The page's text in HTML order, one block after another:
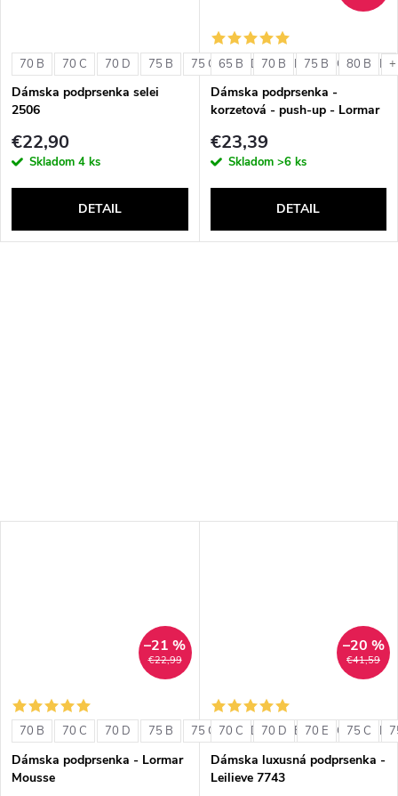
70 B 70 C 70 D 75 B 75 C 75 D 80 B 80 C 80 D
Dámska podprsenka selei
2506
€22,90
Skladom 4 ks
DETAIL
65 B 70 B 75 B 80 B
Dámska podprsenka -
korzetová - push-up - Lormar
€23,39
Skladom >6 ks
DETAIL
€22,99
–21 %
70 B 70 C 70 D 75 B 75 C 75 D 80 B 80 C 80 D
Dámska podprsenka - Lormar
Mousse
€41,59
–20 %
70 C 70 D 70 E 75 C
Dámska luxusná podprsenka -
Leilieve 7743